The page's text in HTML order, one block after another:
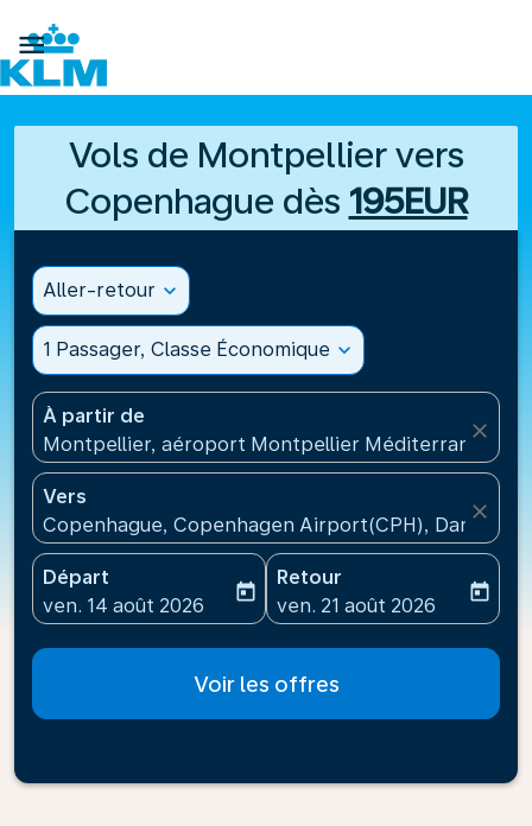

Vols de Montpellier vers
Copenhague dès 195EUR
Aller-retour expand_more
1 Passager, Classe Économique expand_more
À partir de
Montpellier, aéroport Montpellier
close
Vers
Copenhague, Copenhagen Airport(CPH), Danemark
close
Départ
fc-booking-departure-date-aria-label
ven. 14 août 2026
today
Retour
fc-booking-return-date-
ven. 21 août 2026
today
Voir les offres